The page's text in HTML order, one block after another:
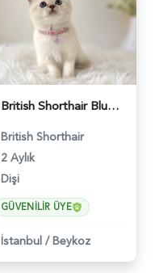
British Shorthair Blue Point Kızımız 2 Aylık - 5149
British Shorthair
2 Aylık
Dişi
GÜVENILIR ÜYE
İstanbul / Beykoz